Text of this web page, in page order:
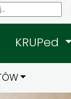
KRUPed